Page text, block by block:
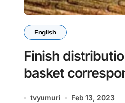
English
Finish
basket
January
tvyumuri Feb 13, 2023